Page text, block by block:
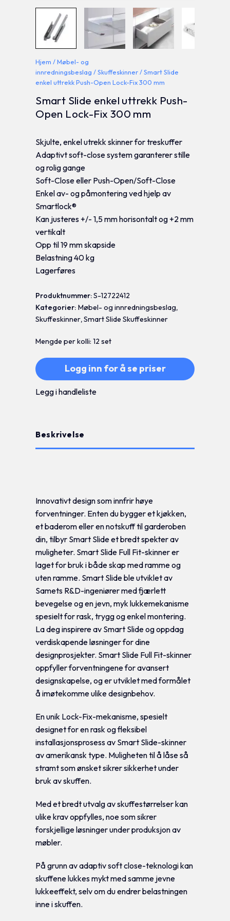
Hjem /Møbel- og
innredningsbeslag /Skuffeskinner/ Smart Slide
enkel uttrekk Push-Open Lock-Fix 300 mm
Smart Slide enkel uttrekk Push-
Open Lock-Fix 300 mm
Skjulte, enkel utrekk skinner for treskuffer
Adaptivt soft-close system garanterer stille
og rolig gange
Soft-Close eller Push-Open/Soft-Close
Enkel av- og påmontering ved hjelp av
Smartlock®
Kan justeres +/- 1,5 mm horisontalt og +2 mm
vertikalt
Opp til 19 mm skapside
Belastning 40 kg
Lagerføres
Produktnummer:S-12722412
Kategorier:Møbel- og innredningsbeslag,
Skuffeskinner,Smart Slide Skuffeskinner
Mengde per kolli: 12 set
Logg inn for å se priser
Legg i handleliste
Beskrivelse
Innovativt design som innfrir høye
forventninger. Enten du bygger et kjøkken,
et baderom eller en notskuff til garderoben
din, tilbyr Smart Slide et bredt spekter av
muligheter. Smart Slide Full Fit-skinner er
laget for bruk i både skap med ramme og
uten ramme. Smart Slide ble utviklet av
Samets R&D-ingeniører med fjærlett
bevegelse og en jevn, myk lukkemekanisme
spesielt for rask, trygg og enkel montering.
La deg inspirere av Smart Slide og oppdag
verdiskapende løsninger for dine
designprosjekter. Smart Slide Full Fit-skinner
oppfyller forventningene for avansert
designskapelse, og er utviklet med formålet
å imøtekomme ulike designbehov.
En unik Lock-Fix-mekanisme, spesielt
designet for en rask og fleksibel
installasjonsprosess av Smart Slide-skinner
av amerikansk type. Muligheten til å låse så
stramt som ønsket sikrer sikkerhet under
bruk av skuffen.
Med et bredt utvalg av skuffestørrelser kan
ulike krav oppfylles, noe som sikrer
forskjellige løsninger under produksjon av
møbler.
På grunn av adaptiv soft close-teknologi kan
skuffene lukkes mykt med samme jevne
lukkeeffekt, selv om du endrer belastningen
inne i skuffen.